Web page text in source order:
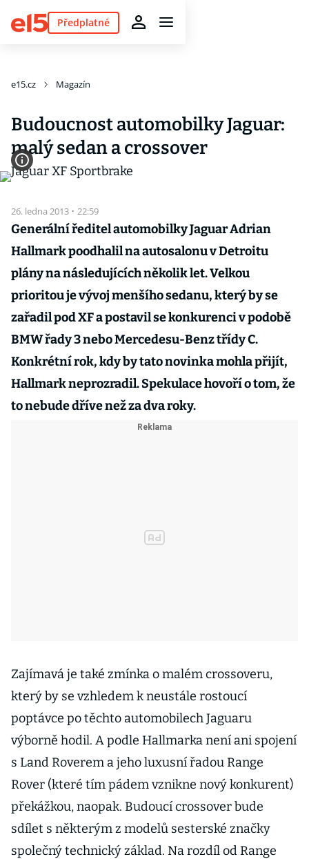
Předplatné
e15.cz Magazín
Budoucnost automobilky Jaguar:
malý sedan a crossover
26. ledna 2013 · 22:59
Generální ředitel automobilky Jaguar Adrian
Hallmark poodhalil na autosalonu v Detroitu
plány na následujících několik let. Velkou
prioritou je vývoj menšího sedanu, který by se
zařadil pod XF a postavil se konkurenci v podobě
BMW řady 3 nebo Mercedesu-Benz třídy C.
Konkrétní rok, kdy by tato novinka mohla přijít,
Hallmark neprozradil. Spekulace hovoří o tom, že
to nebude dříve než za dva roky.
Zajímavá je také zmínka o malém crossoveru,
který by se vzhledem k neustále rostoucí
poptávce po těchto automobilech Jaguaru
výborně hodil. A podle Hallmarka není ani spojení
s Land Roverem a jeho luxusní řadou Range
Rover (které tím pádem vznikne nový konkurent)
překážkou, naopak. Budoucí crossover bude
sdílet s některým z modelů sesterské značky
společný technický základ. Na rozdíl od Range